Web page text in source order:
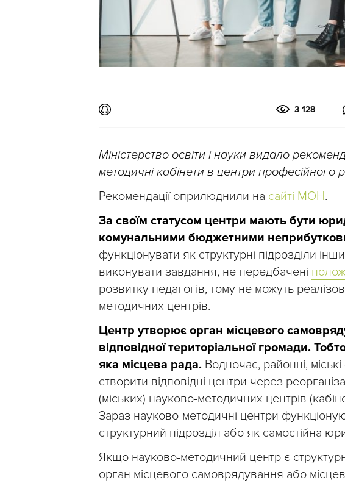
3 128
Міністерство освіти і науки видало
методичні кабінети в центри професійного
Рекомендації оприлюднили на сайті МОН.
За своїм статусом центри мають бути
комунальними бюджетними
функціонувати як структурні підрозділи
виконувати завдання, не передбачені
розвитку педагогів, тому не можуть
методичних центрів.
Центр утворює орган місцевого
відповідної територіальної громади.
яка місцева рада. Водночас, районні,
створити відповідні центри через
(міських) науково-методичних центрів
Зараз науково-методичні центри
структурний підрозділ або як самостійна
Якщо науково-методичний центр є
орган місцевого самоврядування або